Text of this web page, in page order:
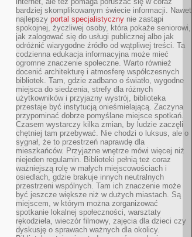
bardziej skomplikowanym świecie informacji. Nawet
najlepszy portal specjalistyczny nie zastąpi
spokojnej, życzliwej osoby, która pokaże seniorowi,
jak zalogować się do usługi publicznej albo jak
odróżnić wiarygodne źródło od wątpliwej treści. Ta
codzienna edukacja informacyjna może mieć
ogromne znaczenie społeczne. Warto również
docenić architekturę i atmosferę współczesnych
bibliotek. Tam, gdzie zadbano o światło, wygodne
miejsca do siedzenia, strefy dla różnych
użytkowników i przyjazny wystrój, biblioteka
przestaje być instytucją onieśmielającą. Zaczyna
przypominać dobrze pomyślane miejsce spotkań.
Czasem wystarczy kilka zmian, by ludzie zaczęli
chętniej tam przebywać. Nie chodzi o luksus, ale o
sygnał, że to przestrzeń naprawdę dla
mieszkańców. Przyjazne wnętrze mówi więcej niż
niejeden regulamin. Biblioteki pełnią też coraz
ważniejszą rolę w małych miejscowościach i
osiedlach, gdzie brakuje innych neutralnych
przestrzeni wspólnych. Tam ich znaczenie może
być jeszcze większe niż w dużych miastach. Są
miejscem, w którym można zorganizować
spotkanie lokalnej społeczności, warsztaty
rękodzieła, wieczór filmowy, zajęcia dla dzieci czy
dyskusję o sprawach ważnych dla okolicy.